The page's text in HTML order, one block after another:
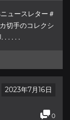
ュースレター＃
切手のコレクシ
. . . .
2023年7月16日
0